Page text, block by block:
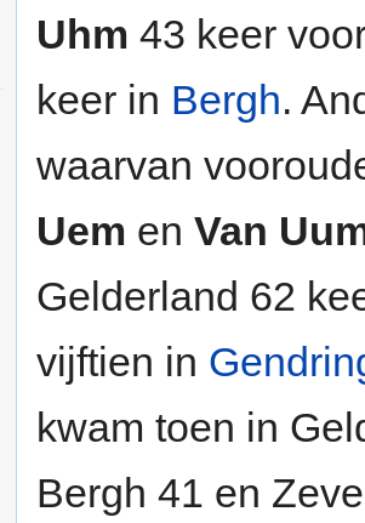
Uhm 43 keer
keer in Bergh.
waarvan
Uem en Van
Gelderland 62
vijftien in
kwam toen in
Bergh 41 en